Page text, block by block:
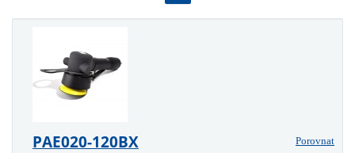
PAE020-120BX
Porovnat